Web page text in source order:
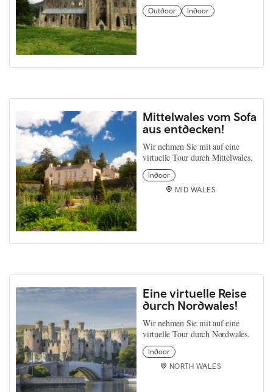
Outdoor Indoor
Mittelwales vom Sofa
aus entdecken!
Wir nehmen Sie mit auf eine
virtuelle Tour durch Mittelwales.
Indoor
MID WALES
Eine virtuelle Reise
durch Nordwales!
Wir nehmen Sie mit auf eine
virtuelle Tour durch Nordwales.
Indoor
NORTH WALES